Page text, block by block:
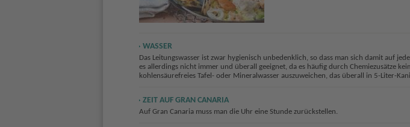
WASSER
Das Leitungswasser ist zwar hygienisch unbedenklich, so dass man sich damit auf
es allerdings nicht immer und überall geeignet, da es häufig durch Chemiezusätze
kohlensäurefreies Tafel- oder Mineralwasser auszuweichen, das überall in 5-Liter-
ZEIT AUF GRAN CANARIA
Auf Gran Canaria muss man die Uhr eine Stunde zurückstellen.